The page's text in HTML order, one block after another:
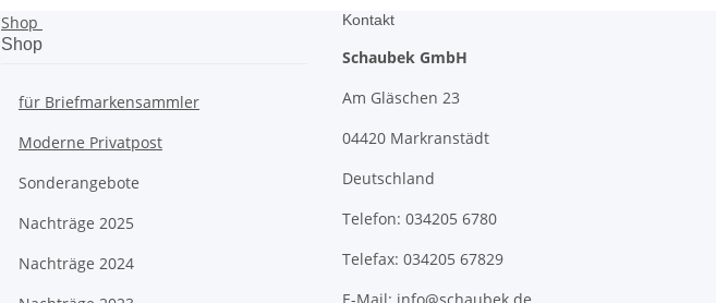
Shop
Shop
für Briefmarkensammler
Moderne Privatpost
Sonderangebote
Nachträge 2025
Nachträge 2024
Kontakt
Schaubek GmbH
Am Gläschen 23
04420 Markranstädt
Deutschland
Telefon: 034205 6780
Telefax: 034205 67829